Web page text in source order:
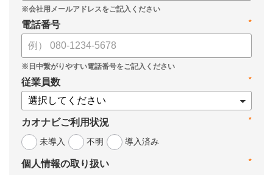
*
電話番号
*
従業員数
*
カオナビご利用状況
未導入
不明 導入済み
*
個人情報の取り扱い